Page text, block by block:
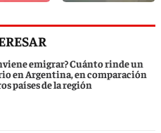
emigrar? Cuánto rinde un
en Argentina, en comparación
países de la región